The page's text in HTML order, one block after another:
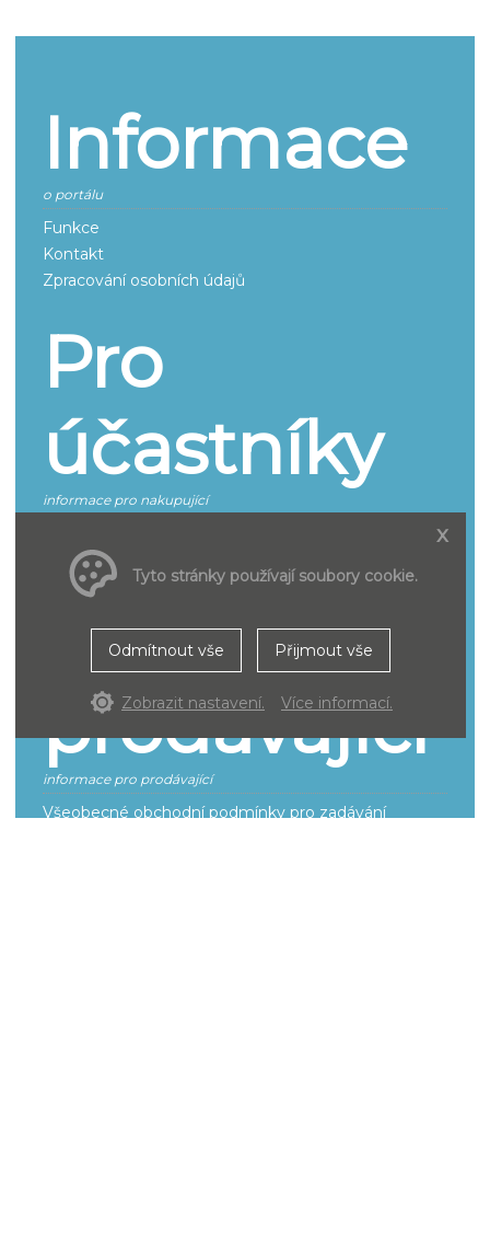
Informace
o portálu
Funkce
Kontakt
Zpracování osobních údajů
Pro
účastníky
informace pro nakupující
Smluvní podmínky pro účastníky řízení
Pro
prodávající
informace pro prodávající
Všeobecné obchodní podmínky pro zadávání
x
Tyto stránky používají soubory cookie.
Odmítnout vše Přijmout vše
Zobrazit nastavení. Více informací.